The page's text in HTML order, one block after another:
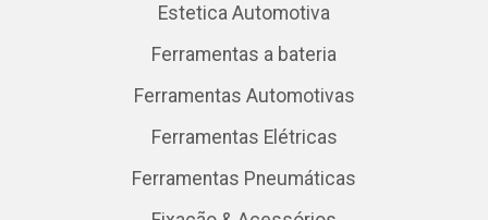
Estetica Automotiva
Ferramentas a bateria
Ferramentas Automotivas
Ferramentas Elétricas
Ferramentas Pneumáticas